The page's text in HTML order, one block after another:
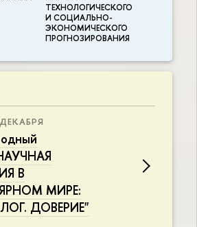
ТЕХНОЛОГИЧЕСКОГО
И СОЦИАЛЬНО-
ЭКОНОМИЧЕСКОГО
ПРОГНОЗИРОВАНИЯ
В
МИРЕ:
ДОВЕРИЕ"